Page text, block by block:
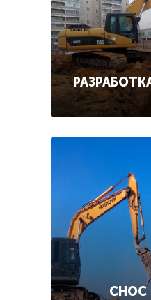
СНОС